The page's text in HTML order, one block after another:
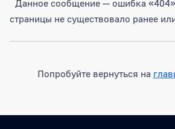
Данное сообщение — ошибка
страницы не существовало ранее
Попробуйте вернуться на